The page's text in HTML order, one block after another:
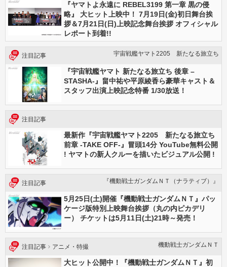
『ヤマトよ永遠に REBEL3199 第一章 黒の侵
略』 大ヒット上映中！ 7月19日(金)初日舞台挨
拶＆7月21日(日)上映記念舞台挨拶 オフィシャル
レポート到着!!
注目記事 宇宙戦艦ヤマト2205 新たなる旅立ち
『宇宙戦艦ヤマト 新たなる旅立ち 後章 –
STASHA-』畠中祐や平原綾香ら豪華キャスト＆
スタッフ出演上映記念特番 1/30放送！
注目記事
最新作『宇宙戦艦ヤマト2205 新たなる旅立ち
前章 -TAKE OFF-』冒頭14分 YouTube無料公開
! ヤマトの新人クルーを描いたビジュアル公開 !
注目記事 『機動戦士ガンダムＮＴ（ナラティブ）』
5月25日(土)開催『機動戦士ガンダムＮＴ』パッ
ケージ版特別上映舞台挨拶（丸の内ピカデリ
ー） チケットは5月11日(土)21時～発売！
注目記事 アニメ・特撮 機動戦士ガンダムＮＴ
大ヒット公開中！『機動戦士ガンダムＮＴ』初